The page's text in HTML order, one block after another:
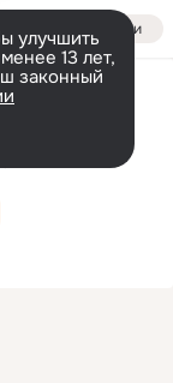
Войти
улучшить
13 лет,
законный